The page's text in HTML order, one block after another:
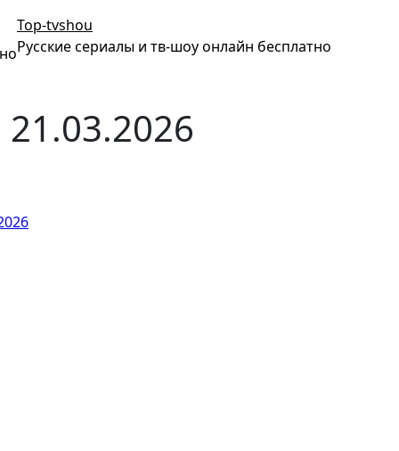
Top-tvshou
Русские сериалы и тв-шоу онлайн бесплатно